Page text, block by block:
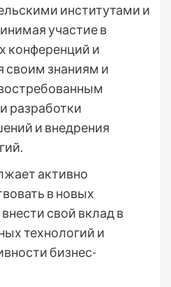
институтами и
участие в
конференций и
своим знаниям и
разработки
и внедрения
активно
в новых
свой вклад в
технологий и
бизнес-